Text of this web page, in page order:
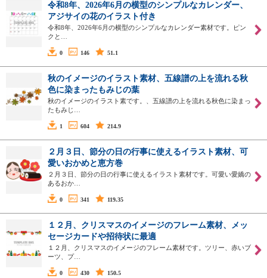
令和8年、2026年6月の横型のシンプルなカレンダー、
アジサイの花のイラスト付き
令和8年、2026年6月の横型のシンプルなカレンダー素材です。ピン
クと…
0 146 51.1
秋のイメージのイラスト素材、五線譜の上を流れる秋
色に染まったもみじの葉
秋のイメージのイラスト素です。、五線譜の上を流れる秋色に染まっ
たもみじ…
1 604 214.9
２月３日、節分の日の行事に使えるイラスト素材、可
愛いおかめと恵方巻
２月３日、節分の日の行事に使えるイラスト素材です。可愛い愛嬌の
あるおか…
0 341 119.35
１２月、クリスマスのイメージのフレーム素材、メッ
セージカードや招待状に最適
１２月、クリスマスのイメージのフレーム素材です。ツリー、赤いブ
ーツ、プ…
0 430 150.5